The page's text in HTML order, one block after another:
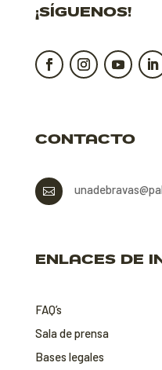
¡SÍGUENOS!
CONTACTO

ENLACES DE
FAQ’s
Sala de prensa
Bases legales